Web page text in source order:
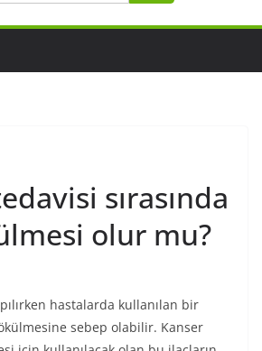
sırasında
olur mu?
hastalarda kullanılan bir
sebep olabilir. Kanser